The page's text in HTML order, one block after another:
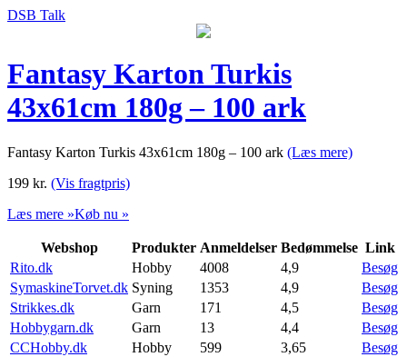
DSB Talk
Fantasy Karton Turkis
43x61cm 180g – 100 ark
Fantasy Karton Turkis 43x61cm 180g – 100 ark (Læs mere)
199 kr. (Vis fragtpris)
Læs mere »Køb nu »
Webshop Produkter Anmeldelser Bedømmelse Link
Rito.dk
Hobby 4008 4,9
Besøg
SymaskineTorvet.dk Syning 1353 4,9
Besøg
Strikkes.dk
Garn 171 4,5
Besøg
Hobbygarn.dk
Garn 13 4,4
Besøg
CCHobby.dk
Hobby 599 3,65
Besøg